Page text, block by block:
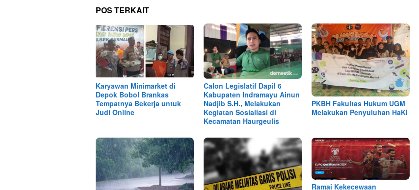
POS TERKAIT
Karyawan Minimarket di
Depok Bobol Brankas
Tempatnya Bekerja untuk
Judi Online
Calon Legislatif Dapil 6
Kabupaten Indramayu Ainun
Nadjib S.H., Melakukan
Kegiatan Sosialiasi di
Kecamatan Haurgeulis
PKBH Fakultas Hukum UGM
Melakukan Penyuluhan HaKI
Ramai Kekecewaan